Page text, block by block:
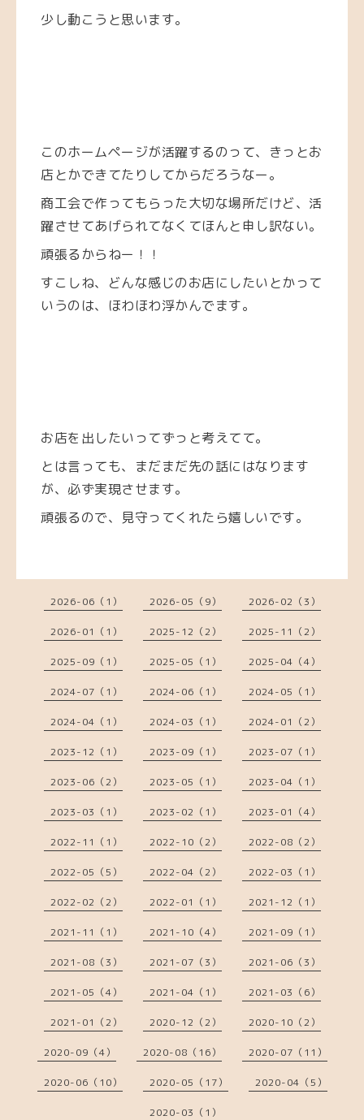
少し動こうと思います。
このホームページが活躍するのって、きっとお
店とかできてたりしてからだろうなー。
商工会で作ってもらった大切な場所だけど、活
躍させてあげられてなくてほんと申し訳ない。
頑張るからねー！！
すこしね、どんな感じのお店にしたいとかって
いうのは、ほわほわ浮かんでます。
お店を出したいってずっと考えてて。
とは言っても、まだまだ先の話にはなります
が、必ず実現させます。
頑張るので、見守ってくれたら嬉しいです。
2026-06（1） 2026-05（9） 2026-02（3）
2026-01（1） 2025-12（2） 2025-11（2）
2025-09（1） 2025-05（1） 2025-04（4）
2024-07（1） 2024-06（1） 2024-05（1）
2024-04（1） 2024-03（1） 2024-01（2）
2023-12（1） 2023-09（1） 2023-07（1）
2023-06（2） 2023-05（1） 2023-04（1）
2023-03（1） 2023-02（1） 2023-01（4）
2022-11（1） 2022-10（2） 2022-08（2）
2022-05（5） 2022-04（2） 2022-03（1）
2022-02（2） 2022-01（1） 2021-12（1）
2021-11（1） 2021-10（4） 2021-09（1）
2021-08（3） 2021-07（3） 2021-06（3）
2021-05（4） 2021-04（1） 2021-03（6）
2021-01（2） 2020-12（2） 2020-10（2）
2020-09（4） 2020-08（16） 2020-07（11）
2020-06（10） 2020-05（17） 2020-04（5）
2020-03（1）